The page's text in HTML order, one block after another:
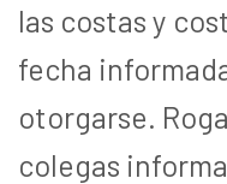
las costas y
fecha
otorgarse.
colegas